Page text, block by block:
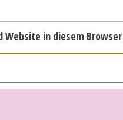
Website in diesem